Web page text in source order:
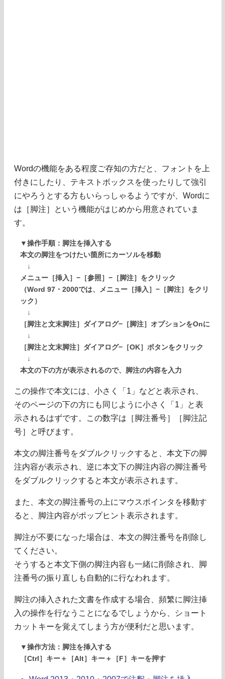
Wordの機能をある程度ご存知の方だと、フォントを上
付きにしたり、テキストボックスを使ったりして強引
にやろうとする方もいらっしゃるようですが、Wordに
は［脚注］という機能がはじめから用意されていま
す。
▼操作手順：脚注を挿入する
本文の脚注をつけたい箇所にカーソルを移動
↓
メニュー［挿入］−［参照］−［脚注］をクリック
（Word 97・2000では、メニュー［挿入］−［脚注］をクリ
ック）
↓
［脚注と文末脚注］ダイアログ−［脚注］オプションをOnに
↓
［脚注と文末脚注］ダイアログ−［OK］ボタンをクリック
↓
本文の下の方が表示されるので、脚注の内容を入力
この操作で本文には、小さく「1」などと表示され、
そのページの下の方にも同じように小さく「1」と表
示されるはずです。この数字は［脚注番号］［脚注記
号］と呼びます。
本文の脚注番号をダブルクリックすると、本文下の脚
注内容が表示され、逆に本文下の脚注内容の脚注番号
をダブルクリックすると本文が表示されます。
また、本文の脚注番号の上にマウスポインタを移動す
ると、脚注内容がポップヒント表示されます。
脚注が不要になった場合は、本文の脚注番号を削除し
てください。
そうすると本文下側の脚注内容も一緒に削除され、脚
注番号の振り直しも自動的に行なわれます。
脚注の挿入された文書を作成する場合、頻繁に脚注挿
入の操作を行なうことになるでしょうから、ショート
カットキーを覚えてしまう方が便利だと思います。
▼操作方法：脚注を挿入する
［Ctrl］キー＋［Alt］キー＋［F］キーを押す